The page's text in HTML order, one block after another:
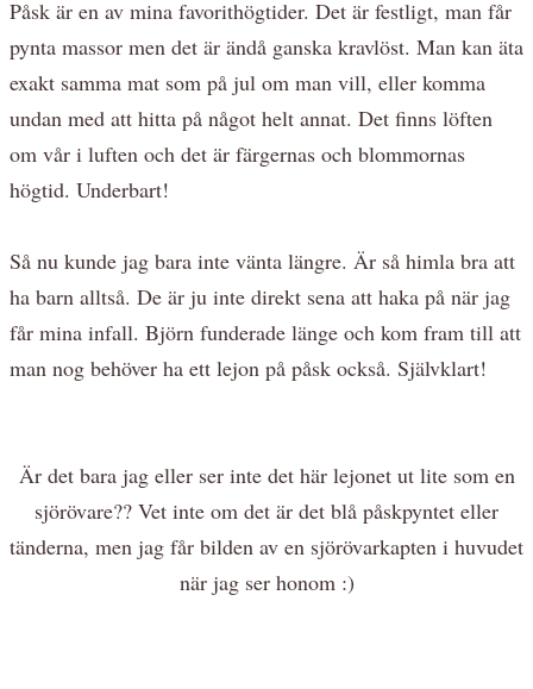
Påsk är en av mina favorithögtider. Det är festligt, man får
pynta massor men det är ändå ganska kravlöst. Man kan äta
exakt samma mat som på jul om man vill, eller komma
undan med att hitta på något helt annat. Det finns löften
om vår i luften och det är färgernas och blommornas
högtid. Underbart!
Så nu kunde jag bara inte vänta längre. Är så himla bra att
ha barn alltså. De är ju inte direkt sena att haka på när jag
får mina infall. Björn funderade länge och kom fram till att
man nog behöver ha ett lejon på påsk också. Självklart!
Är det bara jag eller ser inte det här lejonet ut lite som en
sjörövare?? Vet inte om det är det blå påskpyntet eller
tänderna, men jag får bilden av en sjörövarkapten i huvudet
när jag ser honom :)